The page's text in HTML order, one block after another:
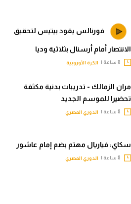
فورنالس يقود بيتيس لتحقيق
الانتصار أمام أرسنال بثلاثية وديا
الكرة الأوروبية
مران الزمالك - تدريبات بدنية مكثفة
تحضيرا للموسم الجديد
الدوري المصري
سكاي: فياريال مهتم بضم إمام عاشور
الدوري المصري